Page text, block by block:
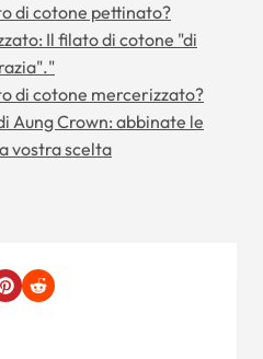
di cotone pettinato?
Il filato di cotone "di
di cotone mercerizzato?
Aung Crown: abbinate le
vostra scelta